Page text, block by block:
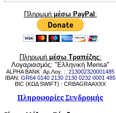
Πληρωμή μέσω PayPal :
Πληρωμή μέσω Τραπέζης:
Λογαριασμός: "Ελληνική Mensa"
ALPHA BANK Αρ.Λογ. : 213002320001485
IBAN: GR64 0140 2130 2130 0232 0001 485
BIC (ΚΩΔ SWIFT) : CRBAGRAAXXX
Πληροφορίες Συνδρομής